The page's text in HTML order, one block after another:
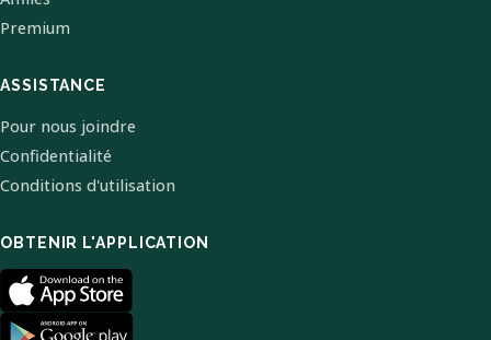
Premium
ASSISTANCE
Pour nous joindre
Confidentialité
Conditions d'utilisation
OBTENIR L'APPLICATION